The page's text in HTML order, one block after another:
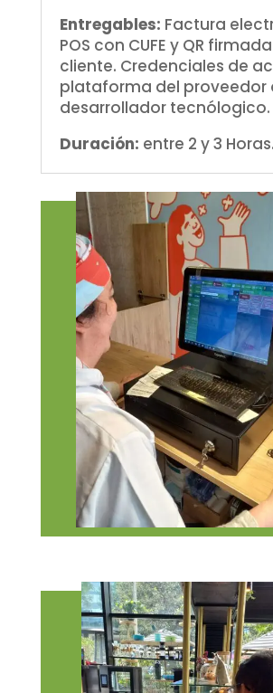
Entregables: Factura
POS con CUFE y QR
cliente. Credenciales de
plataforma del proveedor
desarrollador tecnólogico.
Duración: entre 2 y 3 Horas.